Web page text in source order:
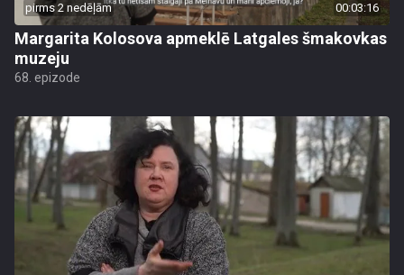
pirms 2 nedēļām 00:03:16
Margarita Kolosova apmeklē Latgales šmakovkas
muzeju
68. epizode